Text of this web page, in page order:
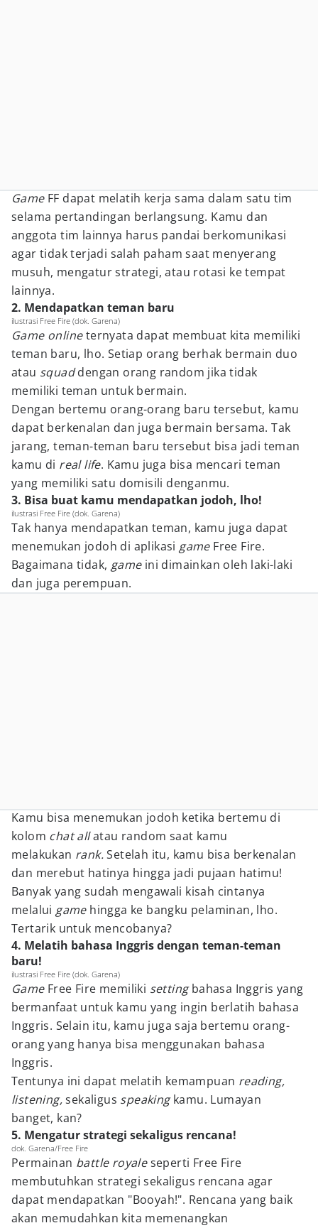
GameFF dapat melatih kerja sama dalam satu tim
selama pertandingan berlangsung. Kamu dan
anggota tim lainnya harus pandai berkomunikasi
agar tidak terjadi salah paham saat menyerang
musuh, mengatur strategi, atau rotasi ke tempat
lainnya.
2. Mendapatkan teman baru
ilustrasi Free Fire (dok. Garena)
Game onlineternyata dapat membuat kita memiliki
teman baru, lho. Setiap orang berhak bermain duo
atau squaddengan orang random jika tidak
memiliki teman untuk bermain.
Dengan bertemu orang-orang baru tersebut, kamu
dapat berkenalan dan juga bermain bersama. Tak
jarang, teman-teman baru tersebut bisa jadi teman
kamu di real life. Kamu juga bisa mencari teman
yang memiliki satu domisili denganmu.
3. Bisa buat kamu mendapatkan jodoh, lho!
ilustrasi Free Fire (dok. Garena)
Tak hanya mendapatkan teman, kamu juga dapat
menemukan jodoh di aplikasi game Free Fire.
Bagaimana tidak, game ini dimainkan oleh laki-laki
dan juga perempuan.
Kamu bisa menemukan jodoh ketika bertemu di
kolom chat allatau random saat kamu
melakukan rank.Setelah itu, kamu bisa berkenalan
dan merebut hatinya hingga jadi pujaan hatimu!
Banyak yang sudah mengawali kisah cintanya
melalui game hingga ke bangku pelaminan, lho.
Tertarik untuk mencobanya?
4. Melatih bahasa Inggris dengan teman-teman
baru!
ilustrasi Free Fire (dok. Garena)
Game Free Fire memiliki settingbahasa Inggris yang
bermanfaat untuk kamu yang ingin berlatih bahasa
Inggris. Selain itu, kamu juga saja bertemu orang-
orang yang hanya bisa menggunakan bahasa
Inggris.
Tentunya ini dapat melatih kemampuan reading,
listening,sekaligus speakingkamu. Lumayan
banget, kan?
5. Mengatur strategi sekaligus rencana!
dok. Garena/Free Fire
Permainan battle royaleseperti Free Fire
membutuhkan strategi sekaligus rencana agar
dapat mendapatkan "Booyah!". Rencana yang baik
akan memudahkan kita memenangkan